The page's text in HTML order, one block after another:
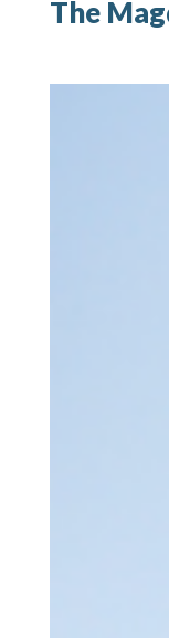
The